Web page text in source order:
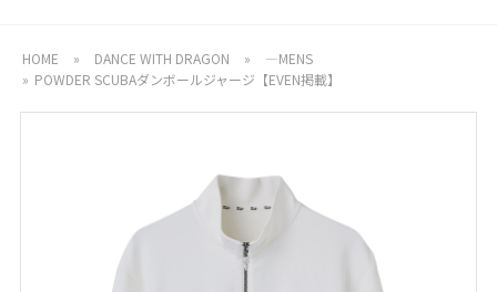
HOME » DANCE WITH DRAGON »
―MENS
» POWDER SCUBAダンボールジャージ【EVEN掲載】